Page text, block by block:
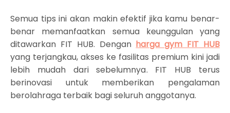
Semua tips ini akan makin efektif jika kamu benar-
benar memanfaatkan semua keunggulan yang
ditawarkan FIT HUB. Dengan harga gym FIT HUB
yang terjangkau, akses ke fasilitas premium kini jadi
lebih mudah dari sebelumnya. FIT HUB terus
berinovasi untuk memberikan pengalaman
berolahraga terbaik bagi seluruh anggotanya.